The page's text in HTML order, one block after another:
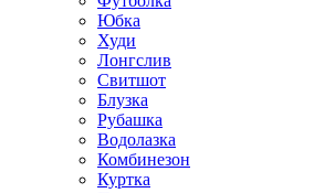
Юбка
Худи
Лонгслив
Свитшот
Блузка
Рубашка
Водолазка
Комбинезон
Куртка